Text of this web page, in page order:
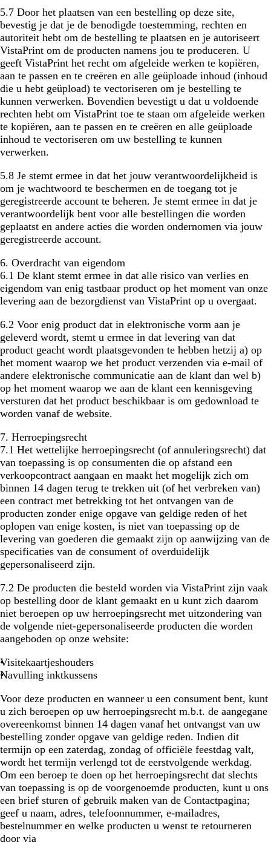
5.7 Door het plaatsen van een bestelling op deze site,
bevestig je dat je de benodigde toestemming, rechten en
autoriteit hebt om de bestelling te plaatsen en je autoriseert
VistaPrint om de producten namens jou te produceren. U
geeft VistaPrint het recht om afgeleide werken te kopiëren,
aan te passen en te creëren en alle geüploade inhoud (inhoud
die u hebt geüpload) te vectoriseren om je bestelling te
kunnen verwerken. Bovendien bevestigt u dat u voldoende
rechten hebt om VistaPrint toe te staan om afgeleide werken
te kopiëren, aan te passen en te creëren en alle geüploade
inhoud te vectoriseren om uw bestelling te kunnen
verwerken.
5.8 Je stemt ermee in dat het jouw verantwoordelijkheid is
om je wachtwoord te beschermen en de toegang tot je
geregistreerde account te beheren. Je stemt ermee in dat je
verantwoordelijk bent voor alle bestellingen die worden
geplaatst en andere acties die worden ondernomen via jouw
geregistreerde account.
6. Overdracht van eigendom
6.1 De klant stemt ermee in dat alle risico van verlies en
eigendom van enig tastbaar product op het moment van onze
levering aan de bezorgdienst van VistaPrint op u overgaat.
6.2 Voor enig product dat in elektronische vorm aan je
geleverd wordt, stemt u ermee in dat levering van dat
product geacht wordt plaatsgevonden te hebben hetzij a) op
het moment waarop we het product verzenden via e-mail of
andere elektronische communicatie aan de klant dan wel b)
op het moment waarop we aan de klant een kennisgeving
versturen dat het product beschikbaar is om gedownload te
worden vanaf de website.
7. Herroepingsrecht
7.1 Het wettelijke herroepingsrecht (of annuleringsrecht) dat
van toepassing is op consumenten die op afstand een
verkoopcontract aangaan en maakt het mogelijk zich om
binnen 14 dagen terug te trekken uit (of het verbreken van)
een contract met betrekking tot het ontvangen van de
producten zonder enige opgave van geldige reden of het
oplopen van enige kosten, is niet van toepassing op de
levering van goederen die gemaakt zijn op aanwijzing van de
specificaties van de consument of overduidelijk
gepersonaliseerd zijn.
7.2 De producten die besteld worden via VistaPrint zijn vaak
op bestelling door de klant gemaakt en u kunt zich daarom
niet beroepen op uw herroepingsrecht met uitzondering van
de volgende niet-gepersonaliseerde producten die worden
aangeboden op onze website:
Visitekaartjeshouders
Navulling inktkussens
Voor deze producten en wanneer u een consument bent, kunt
u zich beroepen op uw herroepingsrecht m.b.t. de aangegane
overeenkomst binnen 14 dagen vanaf het ontvangst van uw
bestelling zonder opgave van geldige reden. Indien dit
termijn op een zaterdag, zondag of officiële feestdag valt,
wordt het termijn verlengd tot de eerstvolgende werkdag.
Om een beroep te doen op het herroepingsrecht dat slechts
van toepassing is op de voorgenoemde producten, kunt u ons
een brief sturen of gebruik maken van de Contactpagina;
geef u naam, adres, telefoonnummer, e-mailadres,
bestelnummer en welke producten u wenst te retourneren
door via